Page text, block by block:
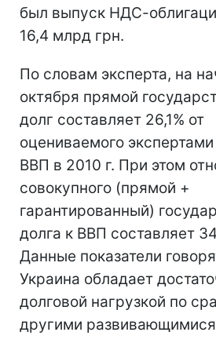
был выпуск НДС-
16,4 млрд грн.
По словам эксперта, на
октября прямой
долг составляет 26,1% от
оцениваемого
ВВП в 2010 г. При этом
совокупного (прямой +
гарантированный)
долга к ВВП составляет
Данные показатели
Украина обладает
долговой нагрузкой по
другими развивающимися